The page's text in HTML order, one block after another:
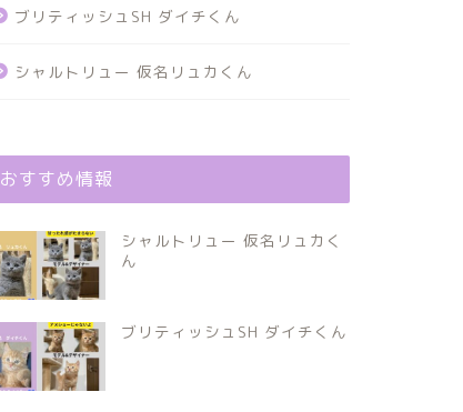
ブリティッシュSH ダイチくん
シャルトリュー 仮名リュカくん
おすすめ情報
シャルトリュー 仮名リュカく
ん
ブリティッシュSH ダイチくん